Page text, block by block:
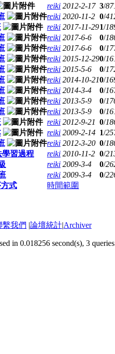
reiki 2012-2-17 3/
reiki 2020-11-2 0/
reiki 2017-11-291/
reiki 2017-6-6 0/
reiki 2017-6-6 0/
reiki 2015-12-290/
reiki 2015-5-6 0/
reiki 2014-10-210/
reiki 2014-3-4 0/
reiki 2013-5-9 0/
reiki 2013-5-9 0/
reiki 2012-9-21 0/
reiki 2009-2-14 1/
reiki 2012-3-20 0/
學習過程
reiki 2010-11-2 0/
reiki 2009-3-4 0/
reiki 2009-3-4 0/
式
時間範圍
繫我們 |論壇統計|Archiver
in 0.018256 second(s), 3 queries